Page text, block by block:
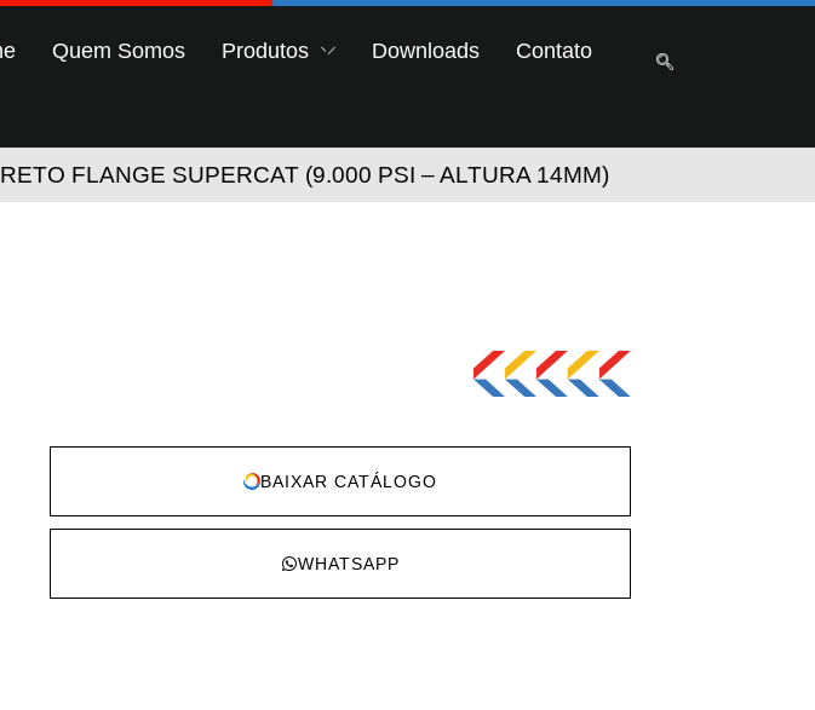
Quem Somos Produtos Downloads Contato
FLANGE SUPERCAT (9.000 PSI – ALTURA 14MM)
BAIXAR CATÁLOGO
WHATSAPP